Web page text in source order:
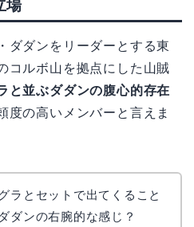
場
ダダンをリーダーとする東
コルボ山を拠点にした山賊
と並ぶダダンの腹心的存在
度の高いメンバーと言えま
ラとセットで出てくること
ダンの右腕的な感じ？